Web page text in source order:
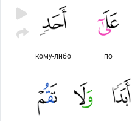
по
кому-либо